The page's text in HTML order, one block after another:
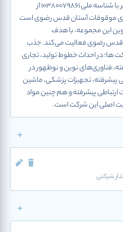
سرمایه گذار شرکتی و خطر پذیر با شناسه ملی 10380079861 از
موقوفات آستان قدس رضوی است
این مجموعه، با هدف
قدس رضوی فعالیت می‌کند. جذب
ها؛ در احداث خطوط تولید، تجاری
فناوری‌های نوین و نوظهور در
پیشرفته، تجهیزات پزشکی، ماشین
ارتباطی پیشرفته و هم چنین مواد
اصلی این شرکت است.
شرکتی